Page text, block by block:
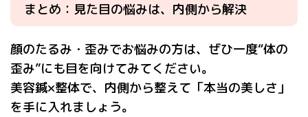
まとめ：見た目の悩みは、内側から解決
顔のたるみ・歪みでお悩みの方は、ぜひ一度“体の
歪み”にも目を向けてみてください。
美容鍼×整体で、内側から整えて「本当の美しさ」
を手に入れましょう。